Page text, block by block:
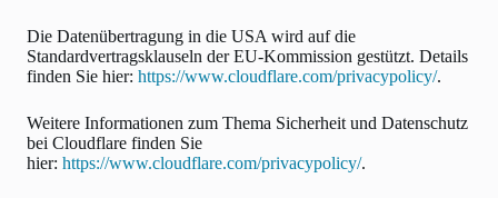
Die Datenübertragung in die USA wird auf die
Standardvertragsklauseln der EU-Kommission gestützt. Details
finden Sie hier: https://www.cloudflare.com/privacypolicy/.
Weitere Informationen zum Thema Sicherheit und Datenschutz
bei Cloudflare finden Sie
hier: https://www.cloudflare.com/privacypolicy/.